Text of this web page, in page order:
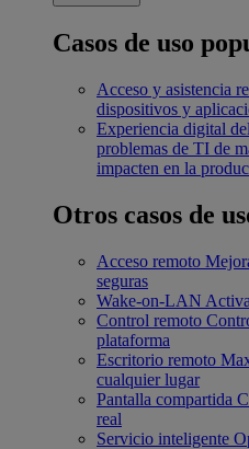
Casos de uso
Acceso y asistencia
dispositivos y
Experiencia digital
problemas de TI de
impacten en la
Otros casos de
Acceso remoto
seguras
Wake-on-LAN
Control remoto
plataforma
Escritorio remoto
cualquier lugar
Pantalla compartida
real
Servicio inteligente